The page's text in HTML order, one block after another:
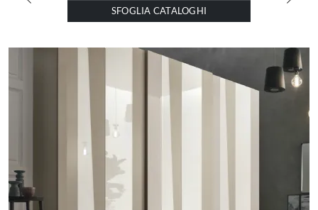
SFOGLIA CATALOGHI